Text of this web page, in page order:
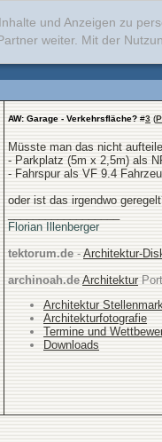
und Anzeigen zu
weiter. Mit der
AW: Garage - Verkehrsfläche? #3 (
Müsste man das nicht
- Parkplatz (5m x 2,5m) als
- Fahrspur als VF 9.4
oder ist das irgendwo
Florian Illenberger
tektorum.de - Architektur-
archinoah.de Architektur
Architektur
Architekturfotografie
Termine und
Downloads